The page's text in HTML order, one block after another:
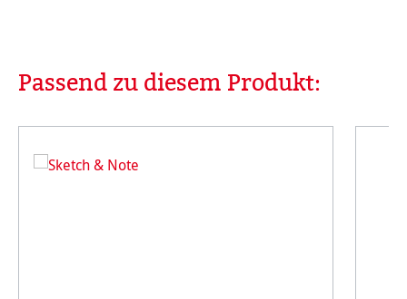
Produktgalerie überspringen
Passend zu diesem Produkt: